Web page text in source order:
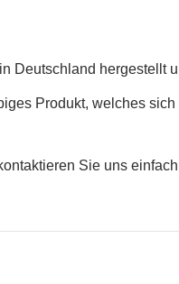
Deutschland hergestellt
Produkt, welches
Sie uns